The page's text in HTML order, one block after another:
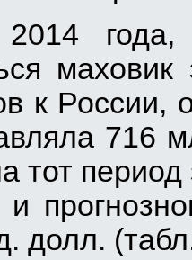
года,
к России,
716
тот
долл.